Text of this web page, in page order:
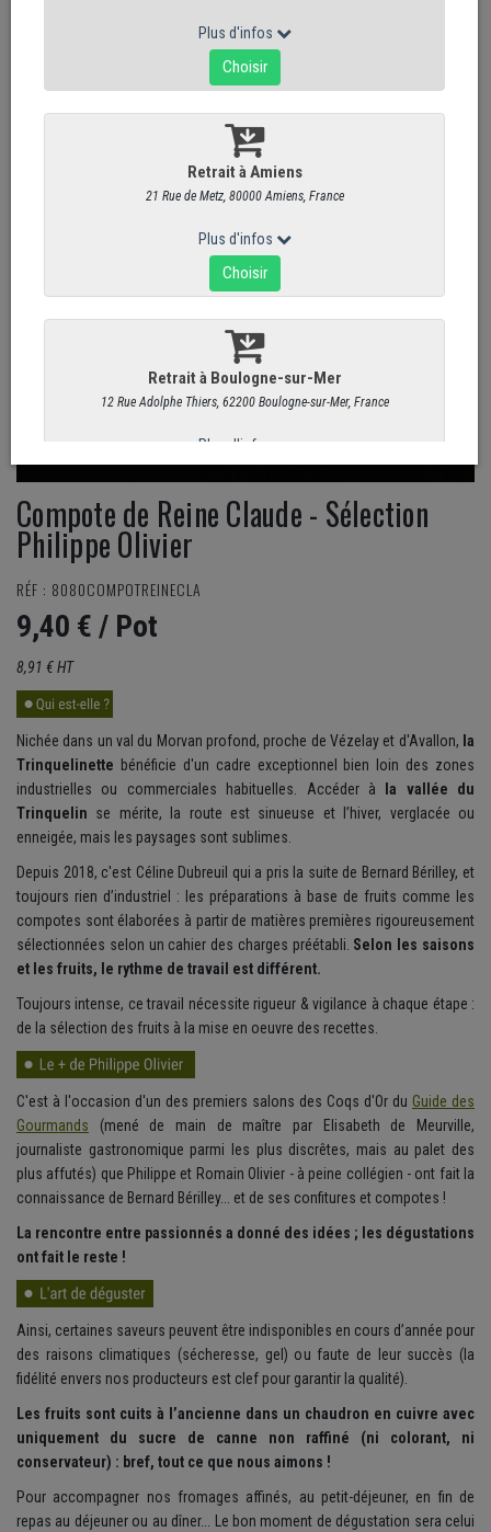
Compote de Reine Claude - Sélection
Philippe Olivier
RÉF : 8080COMPOTREINECLA
9,40 € / Pot
8,91 € HT
Nichée dans un val du Morvan profond, proche de Vézelay et d'Avallon, la
Trinquelinette bénéficie d'un cadre exceptionnel bien loin des zones
industrielles ou commerciales habituelles. Accéder à
la vallée du
Trinquelin se mérite, la route est sinueuse et l’hiver, verglacée ou
enneigée, mais les paysages sont sublimes.
Depuis 2018, c'est Céline Dubreuil qui a pris la suite de Bernard Bérilley, et
toujours rien d’industriel : les préparations à base de fruits comme les
compotes sont élaborées à partir de matières premières rigoureusement
sélectionnées selon un cahier des charges préétabli. Selon les saisons
et les fruits, le rythme de travail est différent.
Toujours intense, ce travail nécessite rigueur & vigilance à chaque étape :
de la sélection des fruits à la mise en oeuvre des recettes.
C'est à l'occasion d'un des premiers salons des Coqs d'Or du Guide des
Gourmands (mené de main de maître par Elisabeth de Meurville,
journaliste gastronomique parmi les plus discrêtes, mais au palet des
plus affutés) que Philippe et Romain Olivier - à peine collégien - ont fait la
connaissance de Bernard Bérilley... et de ses confitures et compotes !
La rencontre entre passionnés a donné des idées ; les dégustations
ont fait le reste !
Ainsi, certaines saveurs peuvent être indisponibles en cours d’année pour
des raisons climatiques (sécheresse, gel) ou faute de leur succès (la
fidélité envers nos producteurs est clef pour garantir la qualité).
Les fruits sont cuits à l’ancienne dans un chaudron en cuivre avec
uniquement du sucre de canne non raffiné (ni colorant, ni
conservateur) : bref, tout ce que nous aimons !
Pour accompagner nos fromages affinés, au petit-déjeuner, en fin de
repas au déjeuner ou au dîner... Le bon moment de dégustation sera celui